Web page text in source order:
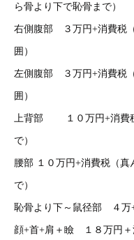
ら骨より下で恥骨まで）
右側腹部 ３万円+消費税
囲）
左側腹部 ３万円+消費税
囲）
上背部 １０万円+消費
で）
腰部 １０万円+消費税（真
で）
恥骨より下～鼠径部 ４万
顔+首+肩＋瞼 １８万円＋